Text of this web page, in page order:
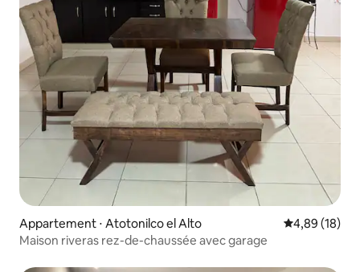
Appartement ⋅ Atotonilco el Alto Évaluation
4,89 (18)
Maison riveras rez-de-chaussée avec garage